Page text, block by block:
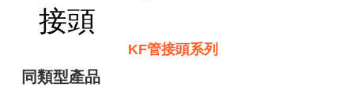
接頭
KF管接頭系列
同類型產品